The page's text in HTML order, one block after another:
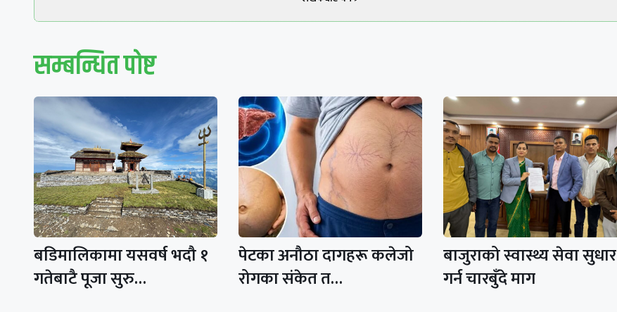
सम्बन्धित पाेष्ट
बडिमालिकामा यसवर्ष भदौ १
गतेबाटै पूजा सुरु…
पेटका अनौठा दागहरू कलेजो
रोगका संकेत त…
बाजुराको स्वास्थ्य सेवा सुधार
गर्न चारबुँदे माग